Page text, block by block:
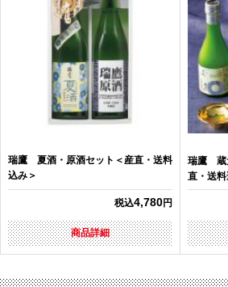
瑞鷹 夏酒・原酒セット＜産直・送料
込み＞
税込4,780円
商品詳細
瑞鷹 蔵
直・送料